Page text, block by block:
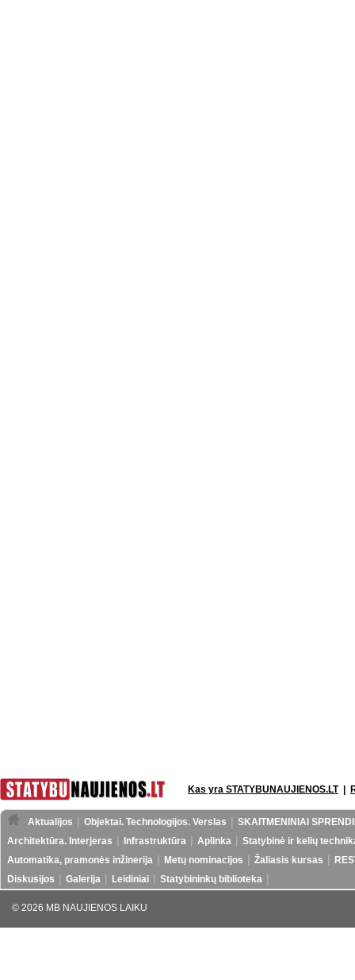
Kas yra STATYBUNAUJIENOS.LT|
Aktualijos Objektai. Technologijos. Verslas
SKAITMENINIAI
Architektūra. Interjeras
Infrastruktūra Aplinka
Statybinė ir kelių
Automatika, pramonės inžinerija
Metų nominacijos Žaliasis kursas
Diskusijos
Galerija Leidiniai Statybininkų biblioteka
© 2026 MB NAUJIENOS LAIKU